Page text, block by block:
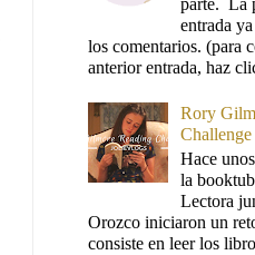
entrada
los comentarios. (para
anterior entrada, haz
Rory
Hace
la
Lectora
Orozco iniciaron un
consiste en leer los